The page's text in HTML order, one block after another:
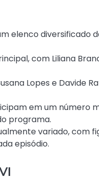
elenco diversificado
com Liliana
Lopes e Davide
em um número
programa.
variado, com
episódio.